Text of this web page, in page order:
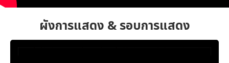
ผังการแสดง & รอบการแสดง